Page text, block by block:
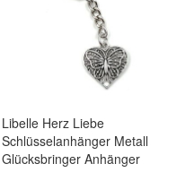
Libelle Herz Liebe
Schlüsselanhänger Metall
Glücksbringer Anhänger